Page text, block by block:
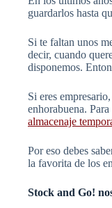
guardarlos hasta
Si te faltan unos
decir, cuando
disponemos.
Si eres
enhorabuena.
almacenaje
Por eso debes
la favorita de los
Stock and Go!